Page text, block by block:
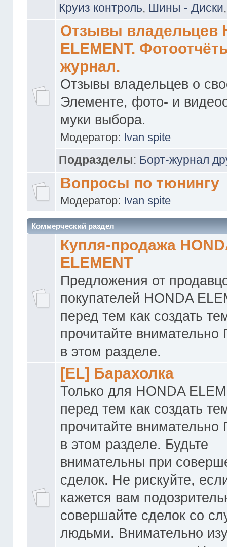
Круиз контроль, Шины - Диски
Отзывы владельцев
ELEMENT.
журнал.
Отзывы владельцев о
Элементе, фото- и
муки выбора.
Модератор: Ivan spite
Подразделы: Борт-журнал
Вопросы по тюнингу
Модератор: Ivan spite
Коммерческий раздел
Купля-продажа
ELEMENT
Предложения от
покупателей HONDA
перед тем как создать
прочитайте
в этом разделе.
[EL] Барахолка
Только для HONDA
перед тем как создать
прочитайте
в этом разделе. Будьте
внимательны при
сделок. Не рискуйте,
кажется вам
совершайте сделок со
людьми. Внимательно